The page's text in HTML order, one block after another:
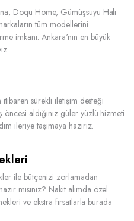
Doqu Home, Gümüşsuyu Halı
tüm modellerini
imkanı. Ankara'nın en büyük
itibaren sürekli iletişim desteği
öncesi aldığınız güler yüzlü hizmeti
ileriye taşımaya hazırız.
ile bütçenizi zorlamadan
mısınız? Nakit alımda özel
ve ekstra fırsatlarla burada